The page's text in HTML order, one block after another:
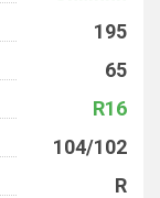
195
65
R16
104/102
R